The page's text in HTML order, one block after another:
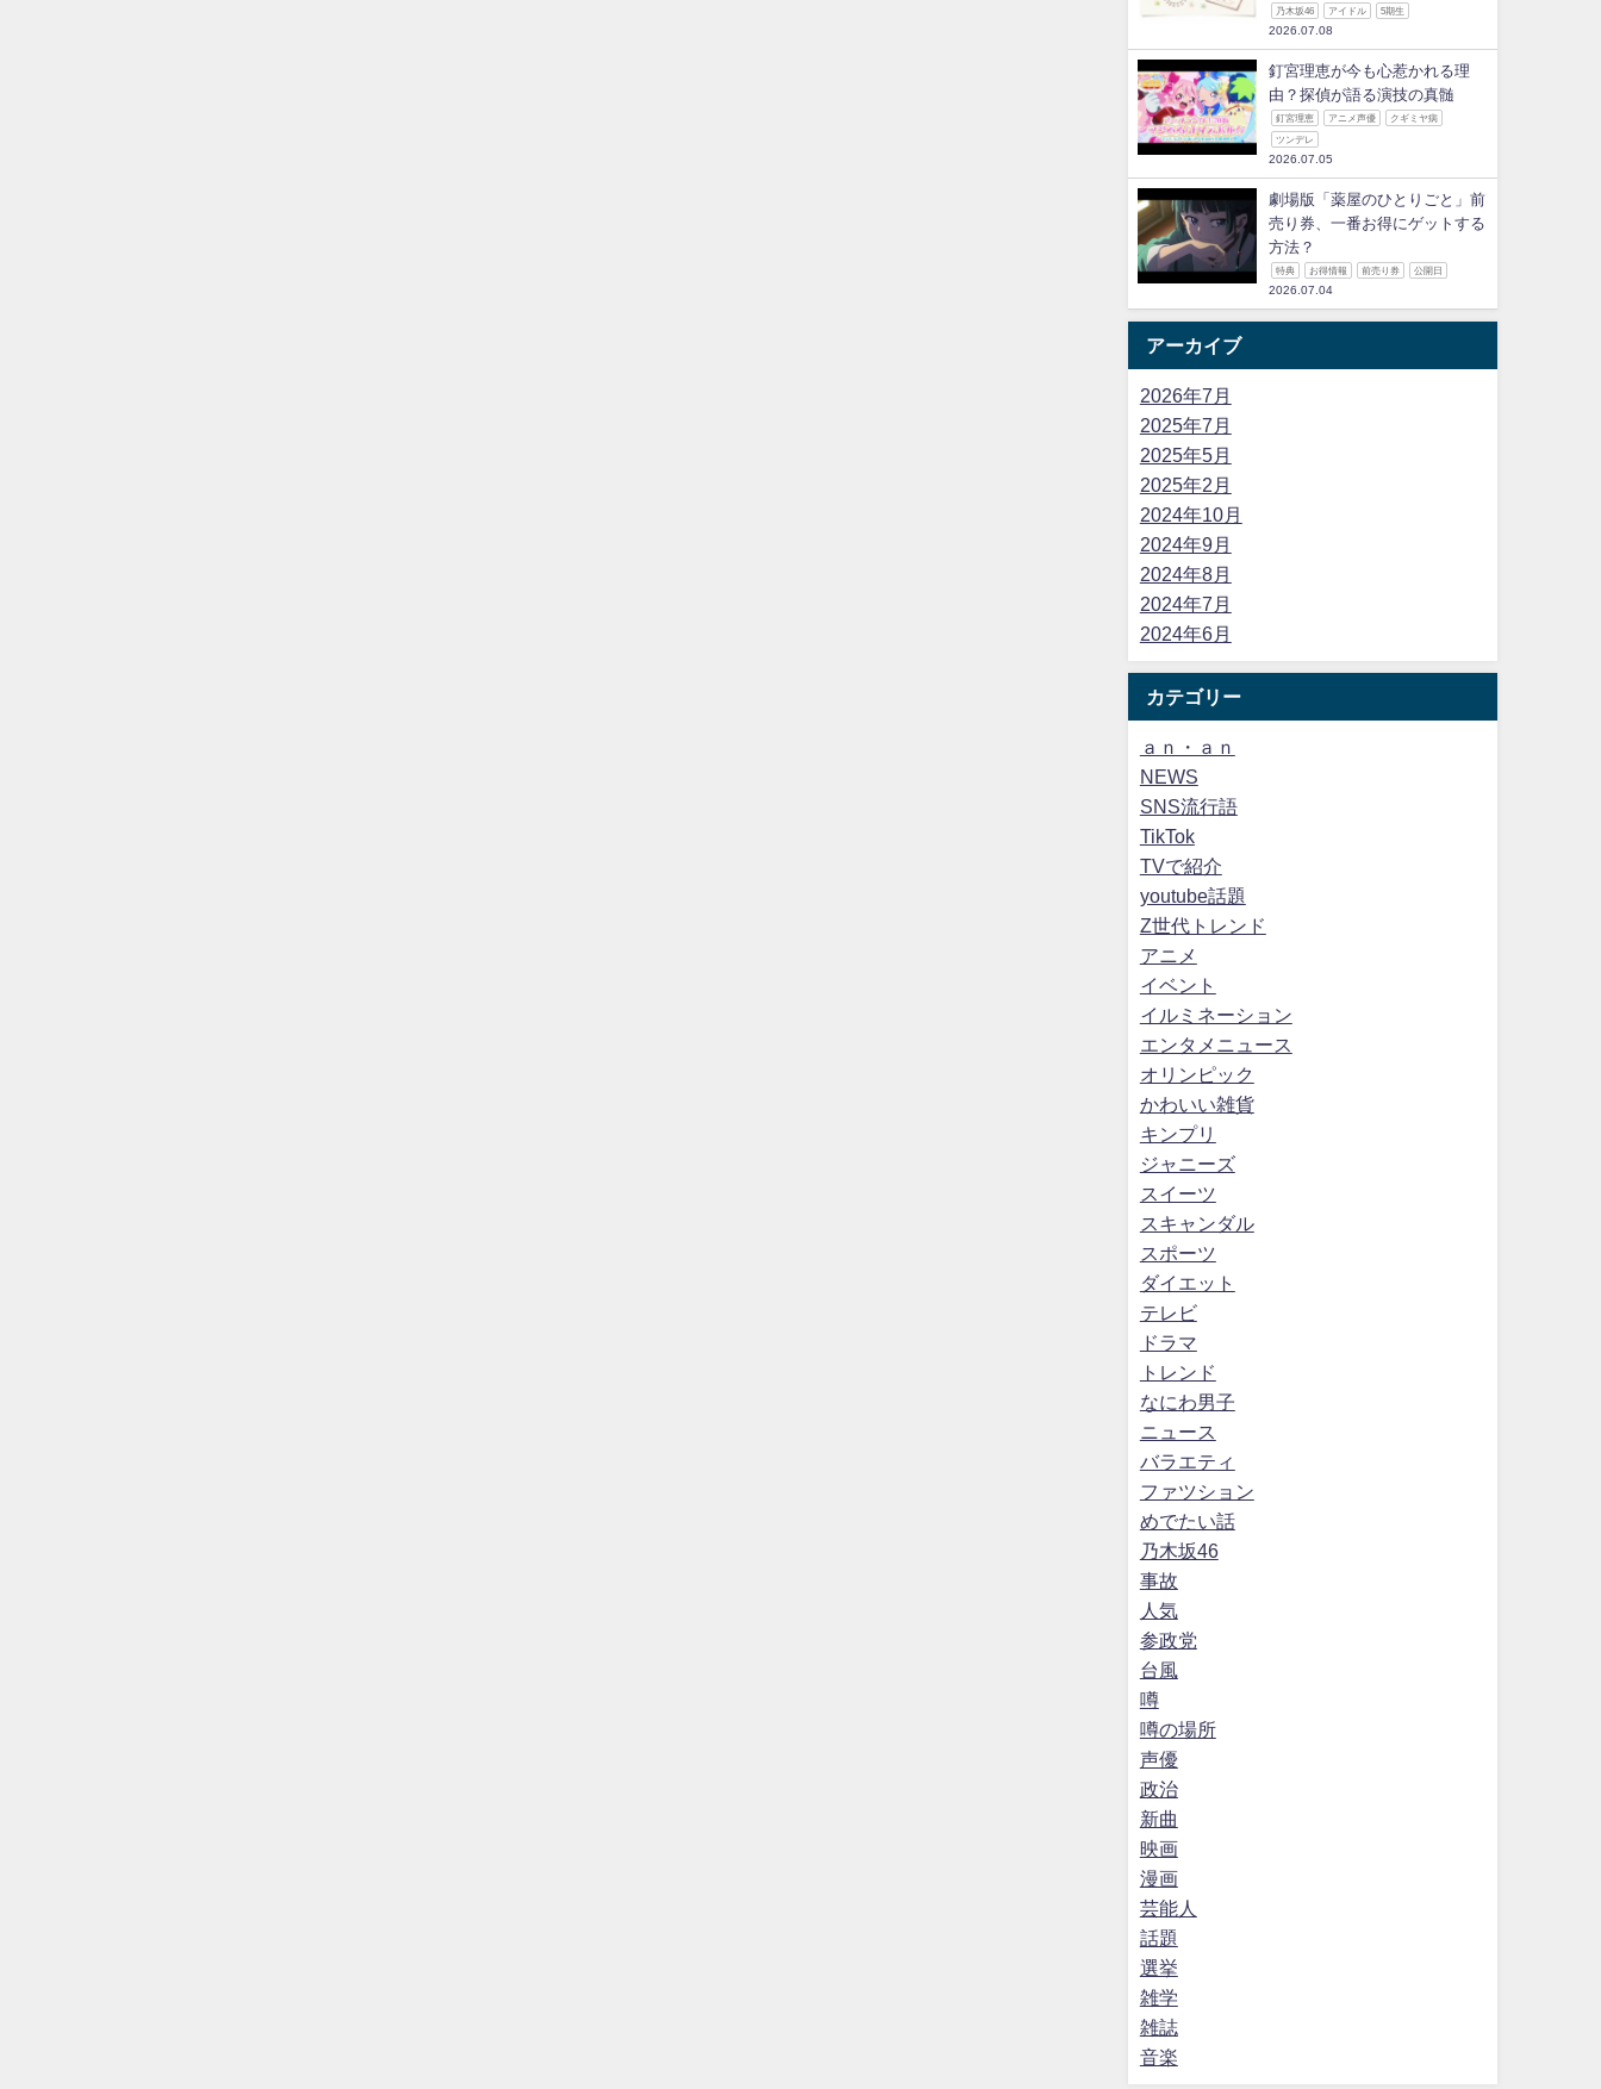
乃木坂46 アイドル 5期生
2026.07.08
釘宮理恵が今も心惹かれる理
由？探偵が語る演技の真髄
釘宮理恵 アニメ声優 クギミヤ病
ツンデレ
2026.07.05
劇場版「薬屋のひとりごと」前
売り券、一番お得にゲットする
方法？
特典 お得情報 前売り券 公開日
2026.07.04
アーカイブ
2026年7月
2025年7月
2025年5月
2025年2月
2024年10月
2024年9月
2024年8月
2024年7月
2024年6月
カテゴリー
ａｎ・ａｎ
NEWS
SNS流行語
TikTok
TVで紹介
youtube話題
Z世代トレンド
アニメ
イベント
イルミネーション
エンタメニュース
オリンピック
かわいい雑貨
キンプリ
ジャニーズ
スイーツ
スキャンダル
スポーツ
ダイエット
テレビ
ドラマ
トレンド
なにわ男子
ニュース
バラエティ
ファツション
めでたい話
乃木坂46
事故
人気
参政党
台風
噂
噂の場所
声優
政治
新曲
映画
漫画
芸能人
話題
選挙
雑学
雑誌
音楽